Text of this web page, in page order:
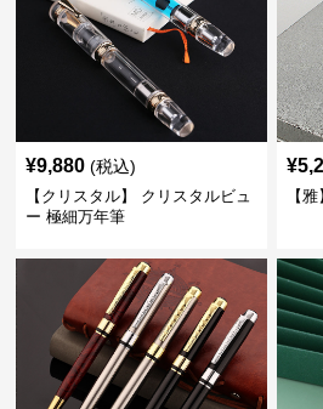
¥9,880 (税込)
【クリスタル】 クリスタルビュ
ー 極細万年筆
¥
【